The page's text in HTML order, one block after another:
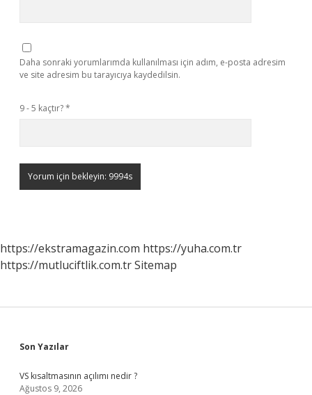
Daha sonraki yorumlarımda kullanılması için adım, e-posta adresim
ve site adresim bu tarayıcıya kaydedilsin.
9 - 5 kaçtır?*
https://ekstramagazin.com https://yuha.com.tr
https://mutluciftlik.com.trSitemap
Sidebar
Son Yazılar
VS kısaltmasının açılımı nedir ?
Ağustos 9, 2026